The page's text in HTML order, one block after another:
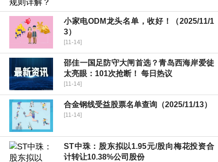
小家电ODM龙头名单，收好！（2025/11/1
3）
[11-14]
邵佳一国足防守大闸首选？青岛西海岸爱徒
太亮眼：101次抢断！ 每日热议
[11-14]
合金钢线受益股票名单查询（2025/11/13）
[11-14]
ST中珠：股东拟以1.95元/股向梅花投资合
计转让10.38%公司股份